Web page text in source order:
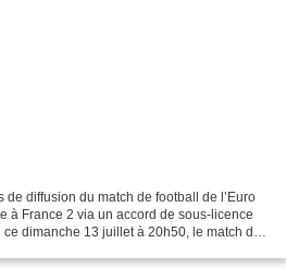
diffusion du match de football de l’Euro
à France 2 via un accord de sous-licence
dimanche 13 juillet à 20h50, le match des